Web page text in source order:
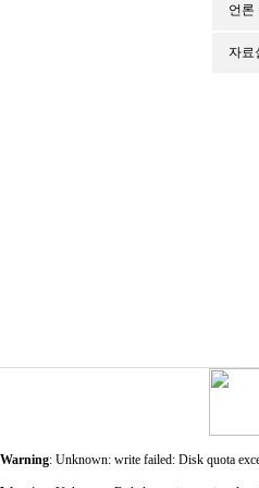
언론
자료
Warning: Unknown: write failed: Disk quota